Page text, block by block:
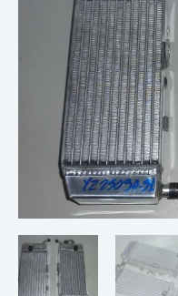
RADIATEURS
RENFORCÉE
YAMAHA
91